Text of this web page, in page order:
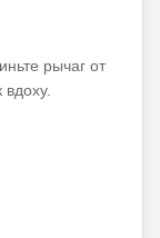
рычаг от